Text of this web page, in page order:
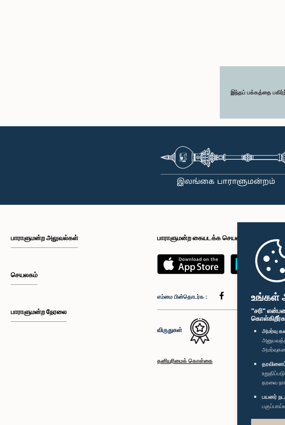
உங்கள்
"சரி"
அமர்வு
தரவை
பயனர்
இந்தப் பக்கத்தை
பாராளுமன்ற அலுவல்கள்
செயலகம்
பாராளுமன்ற நேரலை
பாராளுமன்ற கையடக்க செயலி
எம்மை பின்தொடர்க :
விருதுகள்
தனியுரிமைக் கொள்கை